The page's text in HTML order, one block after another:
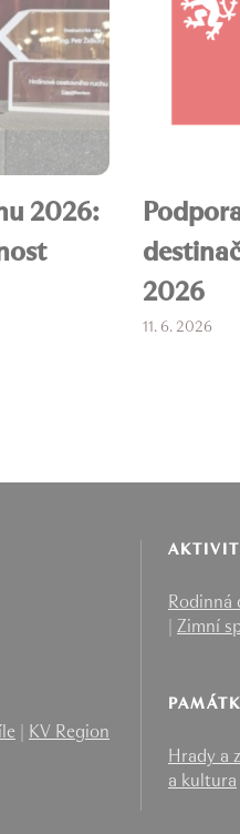
2026:
2026
11. 6. 2026
| KV Region
Rodinná
| Zimní
Hrady a
a kultura